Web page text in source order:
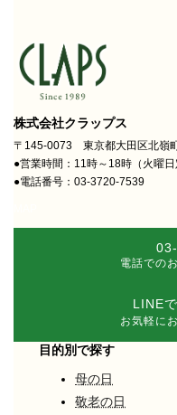
株式会社クラップス
〒145-0073 東京都大田区北嶺
●営業時間：11時～18時（火曜日
●電話番号：03-3720-7539
電話での
LINE
お気軽に
目的別で探す
母の日
敬老の日